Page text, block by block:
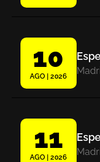
10
AGO | 2026
11
AGO | 2026